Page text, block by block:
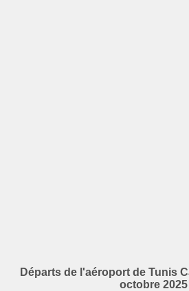
Départs de l'aéroport de Tunis
octobre 2025